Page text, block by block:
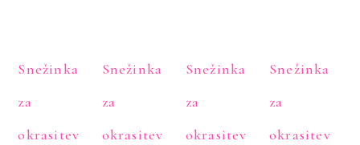
Snežinka
za
okrasitev
Snežinka
za
okrasitev
Snežinka
za
okrasitev
Snežinka
za
okrasitev